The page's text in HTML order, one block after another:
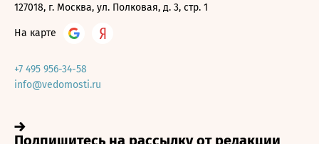
127018, г. Москва, ул. Полковая, д. 3, стр. 1
На карте
+7 495 956-34-58
info@vedomosti.ru